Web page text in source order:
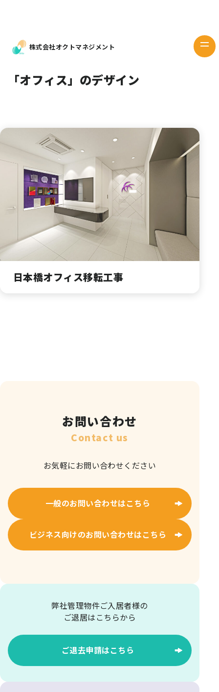
株式会社オクトマネジメント
企業情報
お問い
合わせ
「オフィス」のデザイン
日本橋オフィス移転工事
お問い合わせ
Contact us
お気軽にお問い合わせください
一般のお問い合わせはこちら
ビジネス向けのお問い合わせはこちら
弊社管理物件ご入居者様の
ご退居はこちらから
ご退去申請はこちら